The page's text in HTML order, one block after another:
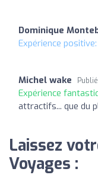
Dominique
Expérience positive:
Michel wake
Expérience
attractifs... que du
Laissez
Voyages :